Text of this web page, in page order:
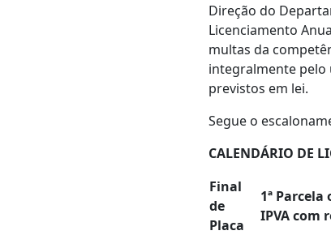
Direção do
Licenciamento
multas da
integralmente pelo
previstos em lei.
Segue o
CALENDÁRIO DE
Final
de
Placa
1ª
IPVA com